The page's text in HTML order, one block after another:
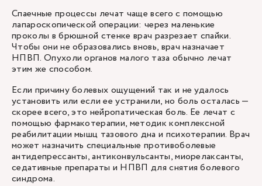
Спаечные процессы лечат чаще всего с помощью
лапароскопической операции: через маленькие
проколы в брюшной стенке врач разрезает спайки.
Чтобы они не образовались вновь, врач назначает
НПВП. Опухоли органов малого таза обычно лечат
этим же способом.
Если причину болевых ощущений так и не удалось
установить или если ее устранили, но боль осталась —
скорее всего, это нейропатическая боль. Ее лечат с
помощью фармакотерапии, методик комплексной
реабилитации мышц тазового дна и психотерапии. Врач
может назначить специальные противоболевые
антидепрессанты, антиконвульсанты, миорелаксанты,
седативные препараты и НПВП для снятия болевого
синдрома.